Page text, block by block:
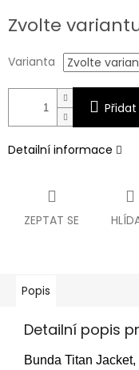
cena:
Zvolte
Varianta
Detailní informace
ZEPTAT SE
Popis
Detailní popis
Bunda Titan